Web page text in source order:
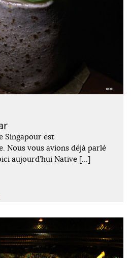
Singapour est
Nous vous avions déjà parlé
aujourd’hui Native […]